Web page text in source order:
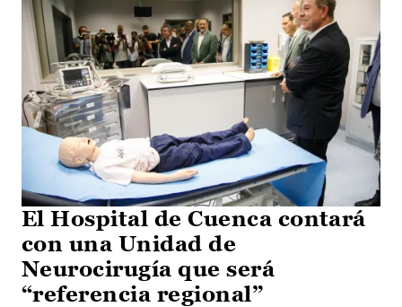
El Hospital de Cuenca contará
con una Unidad de
Neurocirugía que será
“referencia regional”